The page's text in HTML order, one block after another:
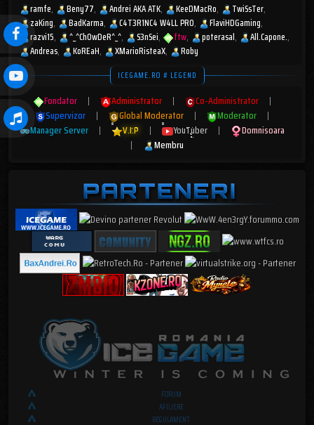
ramfe Beny77 Andrei AKA ATK KeeDMacRo
TwiSsTer
zaKing
BadKarma C4T3R1NC4 W4LL PR0
FlaviHDGaming
razvi15
^_^ChOwDeR^_^ S3nSei ftw poterasal
All.Capone.
Andreas
KoREaH XMarioRisteaX Roby
ICEGAME.RO # LEGEND
Fondator | Administrator | Co-Administrator
|
Supervizor
| Global Moderator | Moderator
|
Manager Server
| V.I.P | YouTuber |
Domnisoara
|
Membru
FORUM
AFILIERE
REGULAMENT